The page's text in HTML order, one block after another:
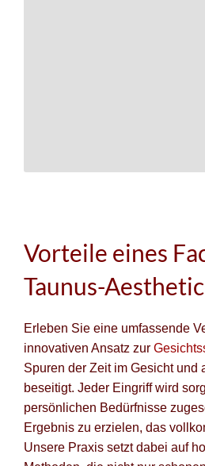
Vorteile eines
Taunus-
Erleben Sie eine umfassende
innovativen Ansatz zur
Spuren der Zeit im Gesicht und
beseitigt. Jeder Eingriff wird
persönlichen Bedürfnisse
Ergebnis zu erzielen, das
Unsere Praxis setzt dabei auf